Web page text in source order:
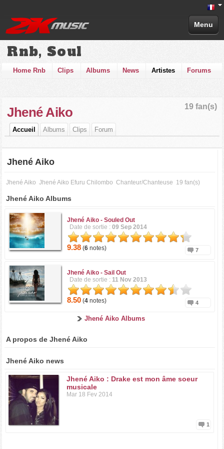
Menu
Rnb, Soul
Home Rnb Clips Albums News Artistes Forums
19 fan(s)
Jhené Aiko
Accueil Albums Clips Forum
Jhené Aiko
Jhené Aiko Jhené Aiko Efuru Chilombo Chanteur/Chanteuse 19 fan(s)
Jhené Aiko Albums
Jhené Aiko -Souled Out
Date de sortie :09 Sep 2014
9.38 (6 notes) 7
Jhené Aiko -Sail Out
Date de sortie : 11 Nov 2013
8.50 (4 notes) 4
Jhené Aiko Albums
A propos de Jhené Aiko
Jhené Aiko news
Jhené Aiko : Drake est mon âme soeur
musicale
Mar 18 Fev 2014
1